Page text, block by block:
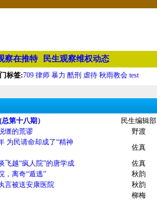
察在推特 民生观察维权动态
标签:709 律师 暴力 酷刑 虐待 秋雨教会 test
第十八期） 民生编辑部
缰的荒谬 野渡
为民请命却成了“精神
佐真
越“疯人院”的唐学成 佐真
，离奇“遁逃” 秋韵
言被送安康医院 秋韵
柳梅